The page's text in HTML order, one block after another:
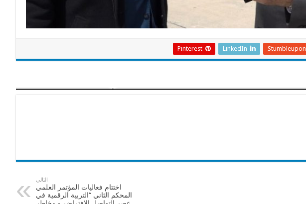
Stumbleupon
LinkedIn
Pinterest
التالي
اختتام فعاليات المؤتمر العلمي
المحكم الثاني “التربية الرقمية في